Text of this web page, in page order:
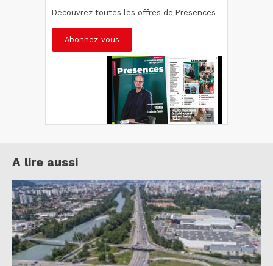
Découvrez toutes les offres de Présences
Abonnez-vous
A lire aussi